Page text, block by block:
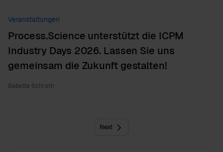
Veranstaltungen
Process.Science unterstützt die ICPM
Industry Days 2026. Lassen Sie uns
gemeinsam die Zukunft gestalten!
Babette Schroth
Next